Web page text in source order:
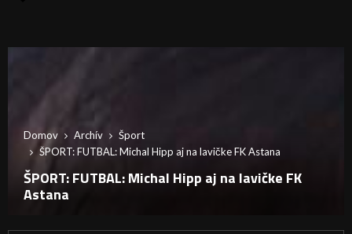
Domov Archív
Šport
ŠPORT: FUTBAL: Michal Hipp aj na lavičke FK Astana
ŠPORT: FUTBAL: Michal Hipp aj na lavičke FK
Astana